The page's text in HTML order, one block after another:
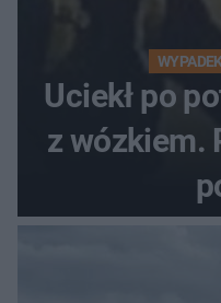
Uciekł po
z wózkiem.